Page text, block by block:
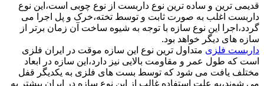
قدیمی ترین و ساده ترین نوع داربست از نوع چوبی است،این نوع
داربست اغلب به صورت ثابت و توسط تخته،خرک و پل اجرا می
گردد،اجرا این نوع سازه با توجه به شیوه ساخت آن زمان برتر از
سازه های دیگر خواهد بود.
داربست فلزی متداول ترین نوع این سازه موقت در ایران فلزی
است که طول عمر و مقاومت بالایی نیز دارد،این سازه در ابعاد
مختلف یافت می شود که توسط بست های فلزی به یکدیگر قفل
می شوند،به علت استفاده غالب از این نوع سازه در ایران بیشتر به